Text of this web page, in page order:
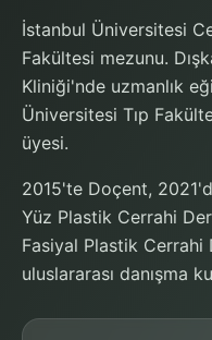
İstanbul Üniversitesi
Fakültesi mezunu.
Kliniği'nde uzmanlık
Üniversitesi Tıp
üyesi.
2015'te Doçent,
Yüz Plastik Cerrahi
Fasiyal Plastik Cerrahi
uluslararası danışma